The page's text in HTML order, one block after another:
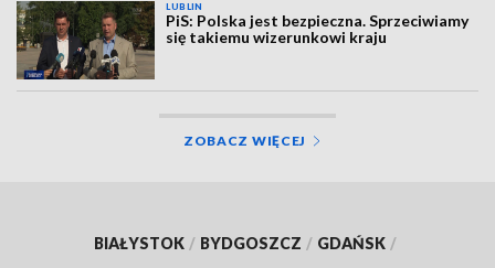
LUBLIN
PiS: Polska jest bezpieczna. Sprzeciwiamy
się takiemu wizerunkowi kraju
ZOBACZ WIĘCEJ
BIAŁYSTOK / BYDGOSZCZ / GDAŃSK /